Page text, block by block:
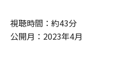
視聴時間：約43分
公開月：2023年4月